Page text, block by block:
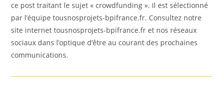
ce post traitant le sujet « crowdfunding ». Il est sélectionné
par l’équipe tousnosprojets-bpifrance.fr. Consultez notre
site internet tousnosprojets-bpifrance.fr et nos réseaux
sociaux dans l’optique d’être au courant des prochaines
communications.